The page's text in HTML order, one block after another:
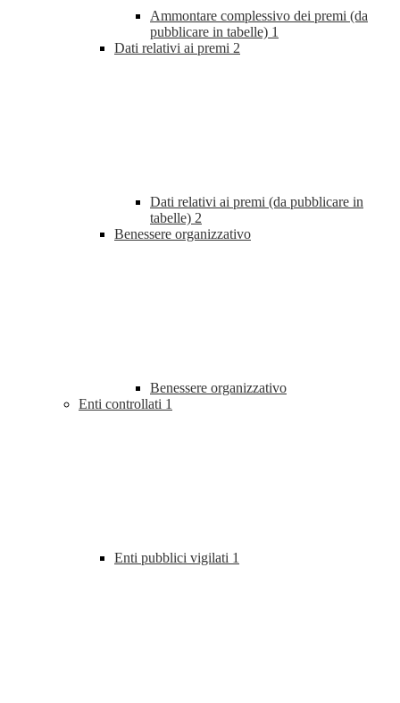
Ammontare complessivo dei premi (da
pubblicare in tabelle) 1
Dati relativi ai premi 2
Dati relativi ai premi (da pubblicare in
tabelle) 2
Benessere organizzativo
Benessere organizzativo
Enti controllati 1
Enti pubblici vigilati 1